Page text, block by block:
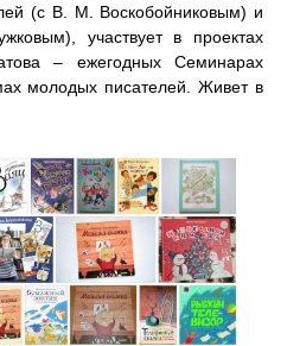
(с В. М. Воскобойниковым) и
участвует в проектах
– ежегодных Семинарах
молодых писателей. Живет в